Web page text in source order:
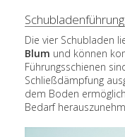
Schubladenführung
Die vier Schubladen
Blum und können
Führungsschienen
Schließdämpfung
dem Boden
Bedarf